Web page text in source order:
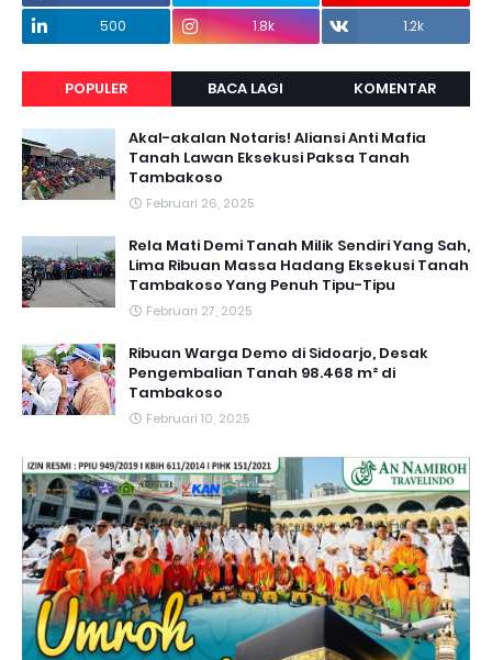
500
1.8k 1.2k
POPULER BACA LAGI KOMENTAR
Akal-akalan Notaris! Aliansi Anti Mafia
Tanah Lawan Eksekusi Paksa Tanah
Tambakoso
Februari 26, 2025
Rela Mati Demi Tanah Milik Sendiri Yang Sah,
Lima Ribuan Massa Hadang Eksekusi Tanah
Tambakoso Yang Penuh Tipu-Tipu
Februari 27, 2025
Ribuan Warga Demo di Sidoarjo, Desak
Pengembalian Tanah 98.468 m² di
Tambakoso
Februari 10, 2025